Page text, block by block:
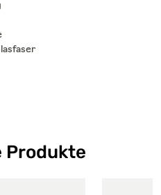
Produkte